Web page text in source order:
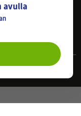
avulla